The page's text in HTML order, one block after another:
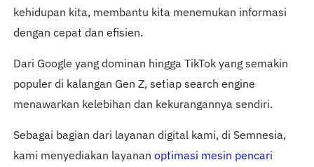
kehidupan kita, membantu kita menemukan informasi
dengan cepat dan efisien.
Dari Google yang dominan hingga TikTok yang semakin
populer di kalangan Gen Z, setiap search engine
menawarkan kelebihan dan kekurangannya sendiri.
Sebagai bagian dari layanan digital kami, di Semnesia,
kami menyediakan layanan optimasi mesin pencari